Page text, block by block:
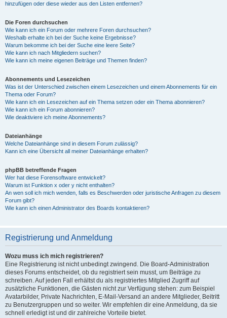
hinzufügen oder diese wieder aus den Listen entfernen?
Die Foren durchsuchen
Wie kann ich ein Forum oder mehrere Foren durchsuchen?
Weshalb erhalte ich bei der Suche keine Ergebnisse?
Warum bekomme ich bei der Suche eine leere Seite?
Wie kann ich nach Mitgliedern suchen?
Wie kann ich meine eigenen Beiträge und Themen finden?
Abonnements und Lesezeichen
Was ist der Unterschied zwischen einem Lesezeichen und einem Abonnements für ein
Thema oder Forum?
Wie kann ich ein Lesezeichen auf ein Thema setzen oder ein Thema abonnieren?
Wie kann ich ein Forum abonnieren?
Wie deaktiviere ich meine Abonnements?
Dateianhänge
Welche Dateianhänge sind in diesem Forum zulässig?
Kann ich eine Übersicht all meiner Dateianhänge erhalten?
phpBB betreffende Fragen
Wer hat diese Forensoftware entwickelt?
Warum ist Funktion x oder y nicht enthalten?
An wen soll ich mich wenden, falls es Beschwerden oder juristische Anfragen zu diesem
Forum gibt?
Wie kann ich einen Administrator des Boards kontaktieren?
Registrierung und Anmeldung
Wozu muss ich mich registrieren?
Eine Registrierung ist nicht unbedingt zwingend. Die Board-Administration
dieses Forums entscheidet, ob du registriert sein musst, um Beiträge zu
schreiben. Auf jeden Fall erhältst du als registriertes Mitglied Zugriff auf
zusätzliche Funktionen, die Gästen nicht zur Verfügung stehen: zum Beispiel
Avatarbilder, Private Nachrichten, E-Mail-Versand an andere Mitglieder, Beitritt
zu Benutzergruppen und so weiter. Wir empfehlen dir eine Anmeldung, da sie
schnell erledigt ist und dir zahlreiche Vorteile bietet.